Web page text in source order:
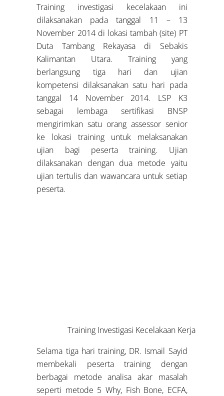
Training investigasi kecelakaan ini
dilaksanakan pada tanggal 11 – 13
November 2014 di lokasi tambah (site) PT
Duta Tambang Rekayasa di Sebakis
Kalimantan Utara. Training yang
berlangsung tiga hari dan ujian
kompetensi dilaksanakan satu hari pada
tanggal 14 November 2014. LSP K3
sebagai lembaga sertifikasi BNSP
mengirimkan satu orang assessor senior
ke lokasi training untuk melaksanakan
ujian bagi peserta training. Ujian
dilaksanakan dengan dua metode yaitu
ujian tertulis dan wawancara untuk setiap
peserta.
Training Investigasi Kecelakaan Kerja
Selama tiga hari training, DR. Ismail Sayid
membekali peserta training dengan
berbagai metode analisa akar masalah
seperti metode 5 Why, Fish Bone, ECFA,